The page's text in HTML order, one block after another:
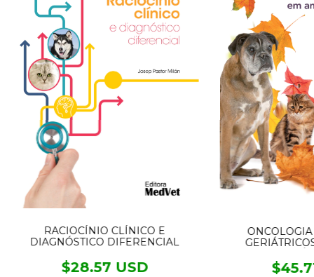
RACIOCÍNIO CLÍNICO E
DIAGNÓSTICO DIFERENCIAL
$28.57 USD